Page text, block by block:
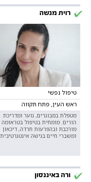
רוית מנשה
טיפול נפשי
ראש העין, פתח תקווה
מטפלת במבוגרים, נוער ומדריכת
הורים. מומחית בטיפול בטראומה
מורכבת ובהפרעות חרדה, דיכאון
ומשברי חיים בגישה אינטגרטיבית.
ורה באיננסון